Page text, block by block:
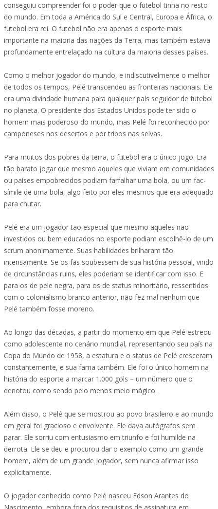
conseguiu compreender foi o poder que o futebol tinha no resto
do mundo. Em toda a América do Sul e Central, Europa e África, o
futebol era rei. O futebol não era apenas o esporte mais
importante na maioria das nações da Terra, mas também estava
profundamente entrelaçado na cultura da maioria desses países.
Como o melhor jogador do mundo, e indiscutivelmente o melhor
de todos os tempos, Pelé transcendeu as fronteiras nacionais. Ele
era uma divindade humana para qualquer país seguidor de futebol
no planeta. O presidente dos Estados Unidos pode ter sido o
homem mais poderoso do mundo, mas Pelé foi reconhecido por
camponeses nos desertos e por tribos nas selvas.
Para muitos dos pobres da terra, o futebol era o único jogo. Era
tão barato jogar que mesmo aqueles que viviam em comunidades
ou países empobrecidos podiam farfalhar uma bola, ou um fac-
símile de uma bola, algo feito por eles mesmos que era adequado
para chutar.
Pelé era um jogador tão especial que mesmo aqueles não
investidos ou bem educados no esporte podiam escolhê-lo de um
scrum anonimamente. Suas habilidades brilharam tão
intensamente. Se os fãs soubessem de sua história pessoal, vindo
de circunstâncias ruins, eles poderiam se identificar com isso. E
para os de pele negra, para os de status minoritário, ressentidos
com o colonialismo branco anterior, não fez mal nenhum que
Pelé também fosse moreno.
Ao longo das décadas, a partir do momento em que Pelé estreou
como adolescente no cenário mundial, representando seu país na
Copa do Mundo de 1958, a estatura e o status de Pelé cresceram
constantemente, e sua fama também. Ele foi o único homem na
história do esporte a marcar 1.000 gols – um número que o
denotou como sendo pelo menos meio mágico.
Além disso, o Pelé que se mostrou ao povo brasileiro e ao mundo
em geral foi gracioso e envolvente. Ele dava autógrafos sem
parar. Ele sorriu com entusiasmo em triunfo e foi humilde na
derrota. Ele se deu e procurou dar o exemplo como um grande
homem, além de um grande jogador, sem nunca afirmar isso
explicitamente.
O jogador conhecido como Pelé nasceu Edson Arantes do